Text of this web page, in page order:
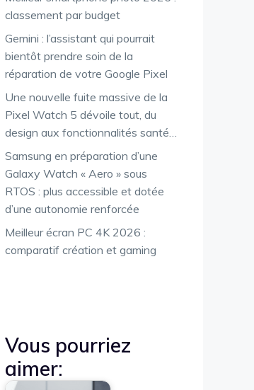
classement par budget
Gemini : l’assistant qui pourrait
bientôt prendre soin de la
réparation de votre Google Pixel
Une nouvelle fuite massive de la
Pixel Watch 5 dévoile tout, du
design aux fonctionnalités santé…
Samsung en préparation d’une
Galaxy Watch « Aero » sous
RTOS : plus accessible et dotée
d’une autonomie renforcée
Meilleur écran PC 4K 2026 :
comparatif création et gaming
Vous pourriez
aimer: